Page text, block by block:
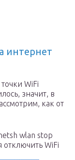
интернет
WiFi
значит, в
как от
wlan stop
WiFi